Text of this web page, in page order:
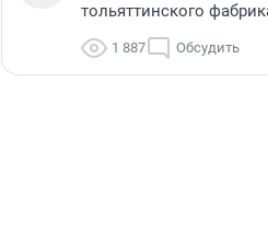
тольяттинского
1 887 Обсудить